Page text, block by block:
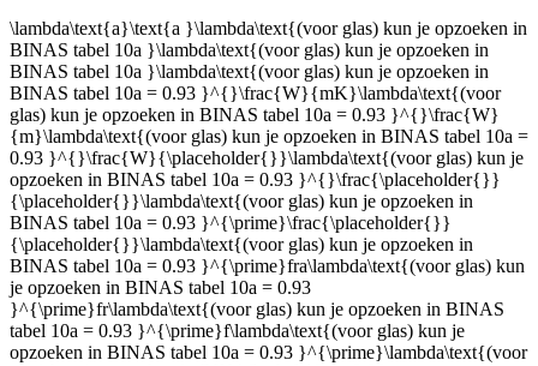
\lambda\text{a}\text{a }\lambda\text{(voor glas) kun je opzoeken in
BINAS tabel 10a }\lambda\text{(voor glas) kun je opzoeken in
BINAS tabel 10a }\lambda\text{(voor glas) kun je opzoeken in
BINAS tabel 10a = 0.93 }^{}\frac{W}{mK}\lambda\text{(voor
glas) kun je opzoeken in BINAS tabel 10a = 0.93 }^{}\frac{W}
{m}\lambda\text{(voor glas) kun je opzoeken in BINAS tabel 10a =
0.93 }^{}\frac{W}{\placeholder{}}\lambda\text{(voor glas) kun je
opzoeken in BINAS tabel 10a = 0.93 }^{}\frac{\placeholder{}}
{\placeholder{}}\lambda\text{(voor glas) kun je opzoeken in
BINAS tabel 10a = 0.93 }^{\prime}\frac{\placeholder{}}
{\placeholder{}}\lambda\text{(voor glas) kun je opzoeken in
BINAS tabel 10a = 0.93 }^{\prime}fra\lambda\text{(voor glas) kun
je opzoeken in BINAS tabel 10a = 0.93
}^{\prime}fr\lambda\text{(voor glas) kun je opzoeken in BINAS
tabel 10a = 0.93 }^{\prime}f\lambda\text{(voor glas) kun je
opzoeken in BINAS tabel 10a = 0.93 }^{\prime}\lambda\text{(voor